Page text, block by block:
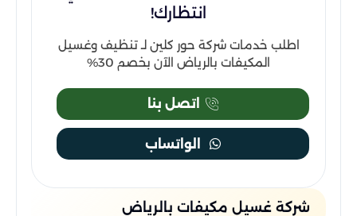
انتظارك!
اطلب خدمات شركة حور كلين لـ تنظيف وغسيل
المكيفات بالرياض الآن بخصم 30%
اتصل بنا
الواتساب
شركة غسيل مكيفات بالرياض